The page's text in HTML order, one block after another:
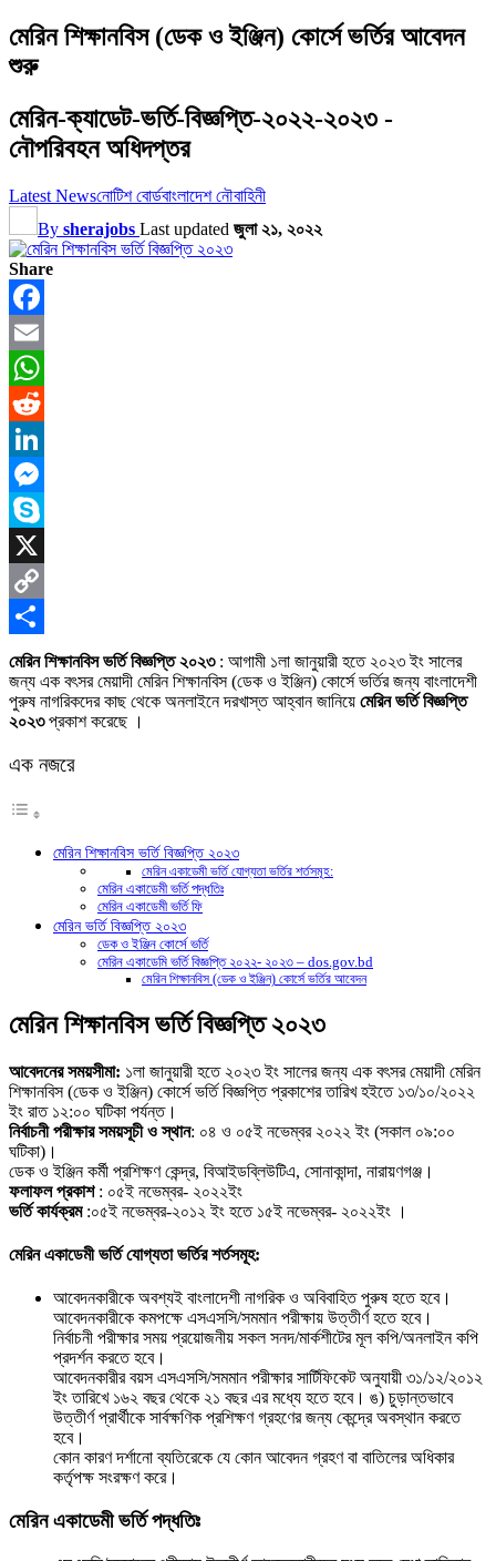
মেরিন শিক্ষানবিস (ডেক ও ইঞ্জিন) কোর্সে ভর্তির আবেদন
শুরু
মেরিন-ক্যাডেট-ভর্তি-বিজ্ঞপ্তি-২০২২-২০২৩ -
নৌপরিবহন অধিদপ্তর
Latest Newsনোটিশ বোর্ডবাংলাদেশ নৌবাহিনী
By sherajobs Last updated জুলা ২১, ২০২২
Share
Facebook
Email
WhatsApp
Reddit
LinkedIn
Messenger
Skype
X
Copy
Link
Share
মেরিন শিক্ষানবিস ভর্তি বিজ্ঞপ্তি ২০২৩: আগামী ১লা জানুয়ারী হতে ২০২৩ ইং সালের
জন্য এক বৎসর মেয়াদী মেরিন শিক্ষানবিস (ডেক ও ইঞ্জিন) কোর্সে ভর্তির জন্য বাংলাদেশী
পুরুষ নাগরিকদের কাছ থেকে অনলাইনে দরখাস্ত আহ্বান জানিয়ে মেরিন ভর্তি বিজ্ঞপ্তি
২০২৩প্রকাশ করেছে ।
এক নজরে
মেরিন শিক্ষানবিস ভর্তি বিজ্ঞপ্তি ২০২৩
মেরিন একাডেমী ভর্তি যোগ্যতা ভর্তির শর্তসমূহ:
মেরিন একাডেমী ভর্তি পদ্ধতিঃ
মেরিন একাডেমী ভর্তি ফি
মেরিন ভর্তি বিজ্ঞপ্তি ২০২৩
ডেক ও ইঞ্জিন কোর্সে ভর্তি
মেরিন একাডেমি ভর্তি বিজ্ঞপ্তি ২০২২- ২০২৩ – dos.gov.bd
মেরিন শিক্ষানবিস (ডেক ও ইঞ্জিন) কোর্সে ভর্তির আবেদন
মেরিন শিক্ষানবিস ভর্তি বিজ্ঞপ্তি ২০২৩
আবেদনের সময়সীমা: ১লা জানুয়ারী হতে ২০২৩ ইং সালের জন্য এক বৎসর মেয়াদী মেরিন
শিক্ষানবিস (ডেক ও ইঞ্জিন) কোর্সে ভর্তি বিজ্ঞপ্তি প্রকাশের তারিখ হইতে ১৩/১০/২০২২
ইং রাত ১২:০০ ঘটিকা পর্যন্ত।
নির্বাচনী পরীক্ষার সময়সূচী ও স্থান: ০৪ ও ০৫ই নভেম্বর ২০২২ ইং (সকাল ০৯:০০
ঘটিকা)।
ডেক ও ইঞ্জিন কর্মী প্রশিক্ষণ কেন্দ্র, বিআইডব্লিউটিএ, সােনাকান্দা, নারায়ণগঞ্জ।
ফলাফল প্রকাশ: ০৫ই নভেম্বর- ২০২২ইং
ভর্তি কার্যক্রম:০৫ই নভেম্বর-২০১২ ইং হতে ১৫ই নভেম্বর- ২০২২ইং ।
মেরিন একাডেমী ভর্তি যোগ্যতা ভর্তির শর্তসমূহ:
আবেদনকারীকে অবশ্যই বাংলাদেশী নাগরিক ও অবিবাহিত পুরুষ হতে হবে।
আবেদনকারীকে কমপক্ষে এসএসসি/সমমান পরীক্ষায় উত্তীর্ণ হতে হবে।
নির্বাচনী পরীক্ষার সময় প্রয়ােজনীয় সকল সনদ/মার্কশীটের মূল কপি/অনলাইন কপি
প্রদর্শন করতে হবে।
আবেদনকারীর বয়স এসএসসি/সমমান পরীক্ষার সার্টিফিকেট অনুযায়ী ৩১/১২/২০১২
ইং তারিখে ১৬২ বছর থেকে ২১ বছর এর মধ্যে হতে হবে। ঙ) চুড়ান্তভাবে
উত্তীর্ণ প্রার্থীকে সার্বক্ষণিক প্রশিক্ষণ গ্রহণের জন্য কেন্দ্রে অবস্থান করতে
হবে।
কোন কারণ দর্শানাে ব্যতিরেকে যে কোন আবেদন গ্রহণ বা বাতিলের অধিকার
কর্তৃপক্ষ সংরক্ষণ করে।
মেরিন একাডেমী ভর্তি পদ্ধতিঃ